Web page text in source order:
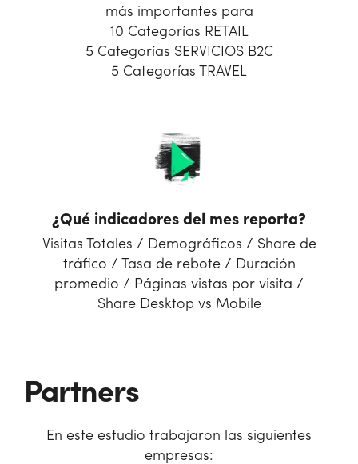
más importantes para
10 Categorías RETAIL
5 Categorías SERVICIOS B2C
5 Categorías TRAVEL
¿Qué indicadores del mes reporta?
Visitas Totales / Demográficos / Share de
tráfico / Tasa de rebote / Duración
promedio / Páginas vistas por visita /
Share Desktop vs Mobile
Partners
En este estudio trabajaron las siguientes
empresas: